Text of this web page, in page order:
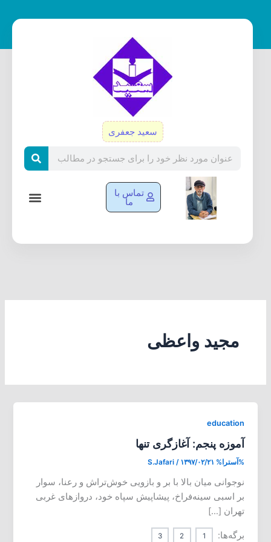
سعید جعفری
تماس با
ما
مجید واعظی
education
آموزه پنجم: آغازگری تنها
%آسترا% S.Jafari / ۱۳۹۷/۰۲/۲۱
نوجوانی میان بالا با بر و بازویی خوش‌تراش و رعنا، سوار
بر اسبی سینه‌فراخ، پیشاپیش سپاه خود، دروازهای غربی
تهران […]
برگه‌ها: 1
2
3